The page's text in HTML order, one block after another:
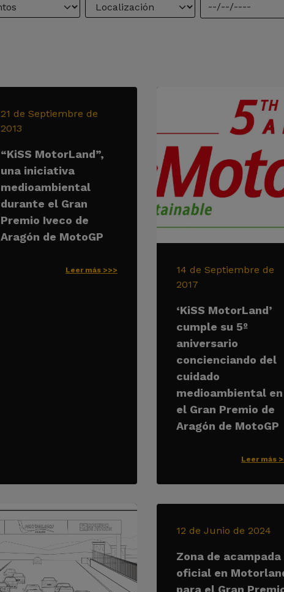
21 de Septiembre de
2013
“KiSS MotorLand”,
una iniciativa
medioambiental
durante el Gran
Premio Iveco de
Aragón de MotoGP
Leer más >>>
14 de Septiembre de
2017
‘KiSS MotorLand’
cumple su 5º
aniversario
concienciando del
cuidado
medioambiental en
el Gran Premio de
Aragón de MotoGP
Leer más
12 de Junio de 2024
Zona de acampada
oficial en
para el Gran